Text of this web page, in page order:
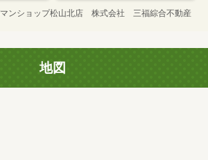
ンショップ松山北店 株式会社 三福綜合不動産
地図